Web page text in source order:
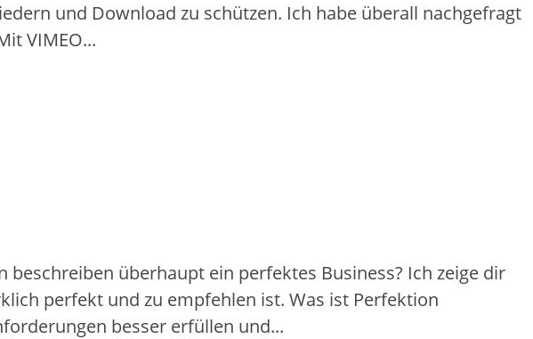
und Download zu schützen. Ich habe überall nachgefragt
VIMEO...
überhaupt ein perfektes Business? Ich zeige dir
perfekt und zu empfehlen ist. Was ist Perfektion
besser erfüllen und...